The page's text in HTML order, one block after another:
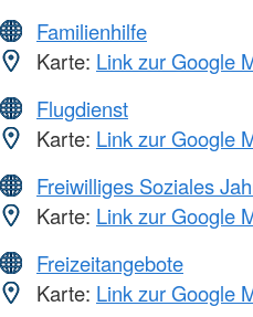
Familienhilfe
Karte: Link zur Google
Flugdienst
Karte: Link zur Google
Freiwilliges Soziales
Karte: Link zur Google
Freizeitangebote
Karte: Link zur Google